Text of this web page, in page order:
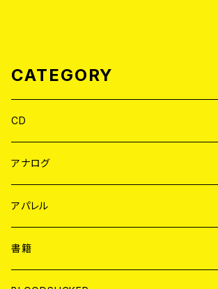
CATEGORY
CD
JAPAN
WORLD
アナログ
JAPAN
７EP
LP
WORLD
アパレル
JAPAN
書籍